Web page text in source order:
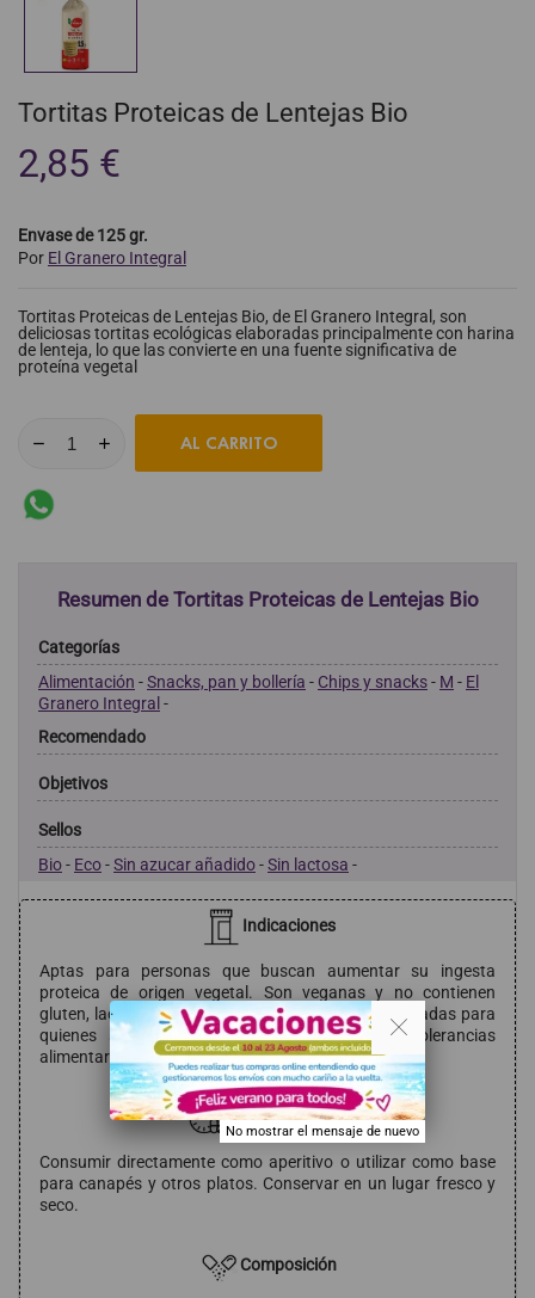
Tortitas Proteicas de Lentejas Bio
2,85 €
Envase de 125 gr.
Por El Granero Integral
Tortitas Proteicas de Lentejas Bio, de El Granero Integral, son
deliciosas tortitas ecológicas elaboradas principalmente con harina
de lenteja, lo que las convierte en una fuente significativa de
proteína vegetal
AL CARRITO
Resumen de Tortitas Proteicas de Lentejas Bio
Categorías
Alimentación -Snacks, pan y bollería - Chips y snacks- M - El
Granero Integral-
Recomendado
Objetivos
Sellos
Bio- Eco-Sin azucar añadido-Sin lactosa -
Indicaciones
Aptas para personas que buscan aumentar su ingesta
proteica de origen vegetal. Son veganas y no contienen
gluten, lactosa ni azúcares añadidos, siendo adecuadas para
quienes siguen dietas específicas o tienen intolerancias
alimentarias.
Modo de empleo
Consumir directamente como aperitivo o utilizar como base
para canapés y otros platos. Conservar en un lugar fresco y
seco.
Composición
. .
No mostrar el mensaje de nuevo